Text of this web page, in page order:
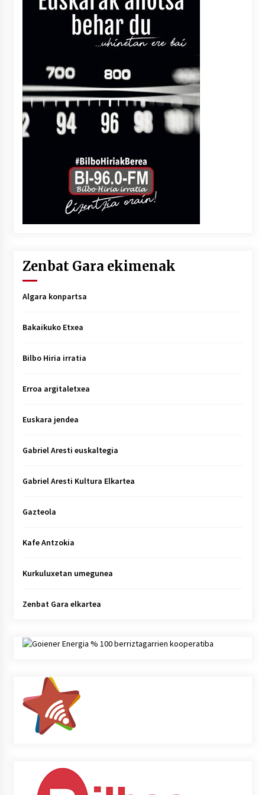
Zenbat Gara ekimenak
Algara konpartsa
Bakaikuko Etxea
Bilbo Hiria irratia
Erroa argitaletxea
Euskara jendea
Gabriel Aresti euskaltegia
Gabriel Aresti Kultura Elkartea
Gazteola
Kafe Antzokia
Kurkuluxetan umegunea
Zenbat Gara elkartea